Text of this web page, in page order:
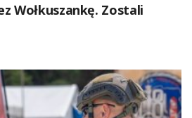
Wołkuszankę. Zostali